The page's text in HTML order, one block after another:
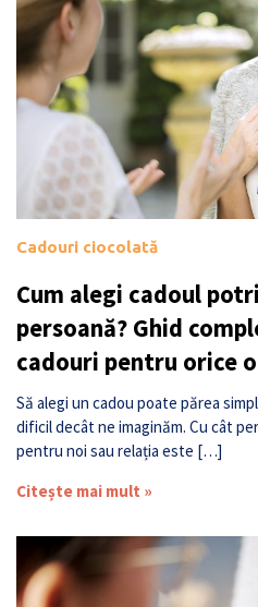
Cadouri ciocolată
Cum alegi cadoul
persoană? Ghid
cadouri pentru orice
Să alegi un cadou poate părea
dificil decât ne imaginăm. Cu cât
pentru noi sau relația este […]
Citește mai mult »